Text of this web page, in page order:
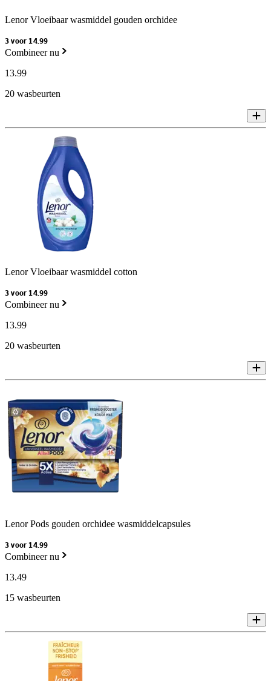
Lenor Vloeibaar wasmiddel gouden orchidee
3 voor 14.99
Combineer nu
13.99
20 wasbeurten
Lenor Vloeibaar wasmiddel cotton
3 voor 14.99
Combineer nu
13.99
20 wasbeurten
Lenor Pods gouden orchidee wasmiddelcapsules
3 voor 14.99
Combineer nu
13.49
15 wasbeurten